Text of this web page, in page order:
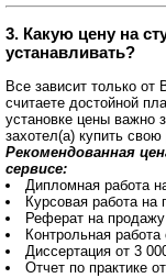
3. Какую цену на
устанавливать?
Все зависит только
считаете достойной
установке цены важно
захотел(а) купить свою
Рекомендованная
сервисе:
Дипломная работа
Курсовая работа на
Реферат на
Контрольная работа
Диссертация от 3
Отчет по практике